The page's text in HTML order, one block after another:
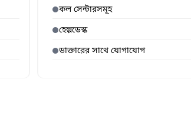
কল সেন্টারসমূহ
হেল্পডেস্ক
ডাক্তারের সাথে যোগাযোগ